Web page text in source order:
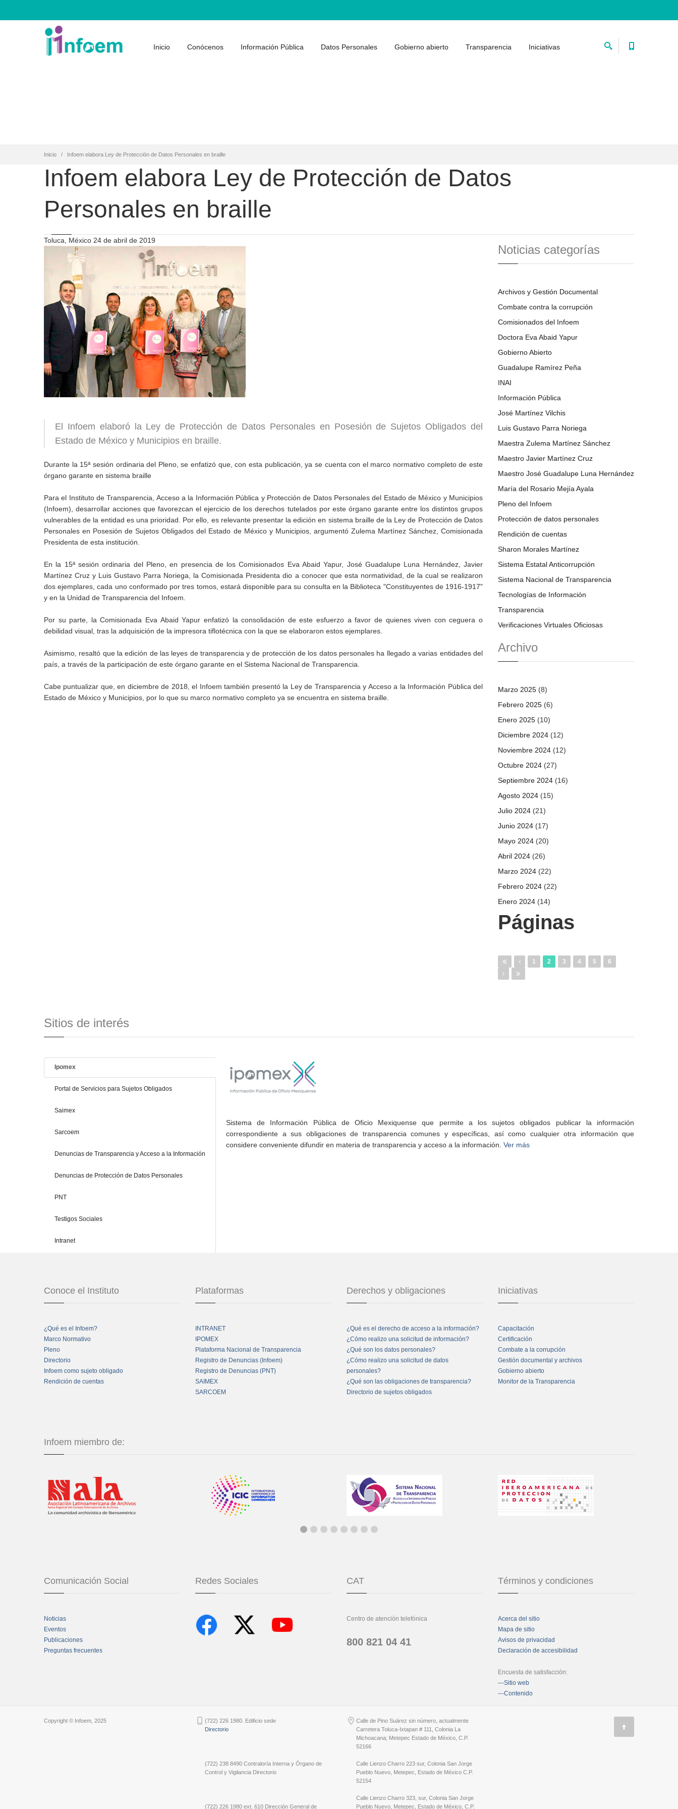
Inicio Conócenos Información Pública Datos Personales Gobierno abierto Transparencia Iniciativas
Inicio Infoem elabora Ley de Protección de Datos Personales en braille
Infoem elabora Ley de Protección de Datos
Personales en braille
Toluca, México 24 de abril de 2019
El Infoem elaboró la Ley de Protección de Datos Personales en Posesión de Sujetos Obligados del
Estado de México y Municipios en braille.
Durante la 15ª sesión ordinaria del Pleno, se enfatizó que, con esta publicación, ya se cuenta con el marco normativo completo de este
órgano garante en sistema braille
Para el Instituto de Transparencia, Acceso a la Información Pública y Protección de Datos Personales del Estado de México y Municipios
(Infoem), desarrollar acciones que favorezcan el ejercicio de los derechos tutelados por este órgano garante entre los distintos grupos
vulnerables de la entidad es una prioridad. Por ello, es relevante presentar la edición en sistema braille de la Ley de Protección de Datos
Personales en Posesión de Sujetos Obligados del Estado de México y Municipios, argumentó Zulema Martínez Sánchez, Comisionada
Presidenta de esta institución.
En la 15ª sesión ordinaria del Pleno, en presencia de los Comisionados Eva Abaid Yapur, José Guadalupe Luna Hernández, Javier
Martínez Cruz y Luis Gustavo Parra Noriega, la Comisionada Presidenta dio a conocer que esta normatividad, de la cual se realizaron
dos ejemplares, cada uno conformado por tres tomos, estará disponible para su consulta en la Biblioteca "Constituyentes de 1916-1917"
y en la Unidad de Transparencia del Infoem.
Por su parte, la Comisionada Eva Abaid Yapur enfatizó la consolidación de este esfuerzo a favor de quienes viven con ceguera o
debilidad visual, tras la adquisición de la impresora tiflotécnica con la que se elaboraron estos ejemplares.
Asimismo, resaltó que la edición de las leyes de transparencia y de protección de los datos personales ha llegado a varias entidades del
país, a través de la participación de este órgano garante en el Sistema Nacional de Transparencia.
Cabe puntualizar que, en diciembre de 2018, el Infoem también presentó la Ley de Transparencia y Acceso a la Información Pública del
Estado de México y Municipios, por lo que su marco normativo completo ya se encuentra en sistema braille.
Noticias categorías
Archivos y Gestión Documental
Combate contra la corrupción
Comisionados del Infoem
Doctora Eva Abaid Yapur
Gobierno Abierto
Guadalupe Ramírez Peña
INAI
Información Pública
José Martínez Vilchis
Luis Gustavo Parra Noriega
Maestra Zulema Martínez Sánchez
Maestro Javier Martínez Cruz
Maestro José Guadalupe Luna Hernández
María del Rosario Mejía Ayala
Pleno del Infoem
Protección de datos personales
Rendición de cuentas
Sharon Morales Martínez
Sistema Estatal Anticorrupción
Sistema Nacional de Transparencia
Tecnologías de Información
Transparencia
Verificaciones Virtuales Oficiosas
Archivo
Marzo 2025 (8)
Febrero 2025 (6)
Enero 2025 (10)
Diciembre 2024 (12)
Noviembre 2024 (12)
Octubre 2024 (27)
Septiembre 2024 (16)
Agosto 2024 (15)
Julio 2024 (21)
Junio 2024 (17)
Mayo 2024 (20)
Abril 2024 (26)
Marzo 2024 (22)
Febrero 2024 (22)
Enero 2024 (14)
Páginas
1 2 3 4 5 6
Sitios de interés
Ipomex
Portal de Servicios para Sujetos Obligados
Saimex
Sarcoem
Denuncias de Transparencia y Acceso a la Información
Denuncias de Protección de Datos Personales
PNT
Testigos Sociales
Intranet
Sistema de Información Pública de Oficio Mexiquense que permite a los sujetos obligados publicar la información
correspondiente a sus obligaciones de transparencia comunes y específicas, así como cualquier otra información que
considere conveniente difundir en materia de transparencia y acceso a la información. Ver más
Conoce el Instituto
¿Qué es el Infoem?
Marco Normativo
Pleno
Directorio
Infoem como sujeto obligado
Rendición de cuentas
Plataformas
INTRANET
IPOMEX
Plataforma Nacional de Transparencia
Registro de Denuncias (Infoem)
Registro de Denuncias (PNT)
SAIMEX
SARCOEM
Derechos y obligaciones
¿Qué es el derecho de acceso a la información?
¿Cómo realizo una solicitud de información?
¿Qué son los datos personales?
¿Cómo realizo una solicitud de datos
personales?
¿Qué son las obligaciones de transparencia?
Directorio de sujetos obligados
Iniciativas
Capacitación
Certificación
Combate a la corrupción
Gestión documental y archivos
Gobierno abierto
Monitor de la Transparencia
Infoem miembro de:
Comunicación Social
Noticias
Eventos
Publicaciones
Preguntas frecuentes
Redes Sociales CAT
Centro de atención telefónica
800 821 04 41
Términos y condiciones
Acerca del sitio
Mapa de sitio
Avisos de privacidad
Declaración de accesibilidad
Encuesta de satisfacción:
---Sitio web
---Contenido
Copyright © Infoem, 2025
(722) 226 1980. Edificio sede
Directorio
(722) 238 8490 Contraloría Interna y Órgano de
Control y Vigilancia Directorio
(722) 226 1980 ext. 610 Dirección General de
Calle de Pino Suárez sin número, actualmente
Carretera Toluca-Ixtapan # 111, Colonia La
Michoacana; Metepec Estado de México, C.P.
52166
Calle Lienzo Charro 223 sur, Colonia San Jorge
Pueblo Nuevo, Metepec, Estado de México C.P.
52154
Calle Lienzo Charro 323, sur, Colonia San Jorge
Pueblo Nuevo, Metepec, Estado de México, C.P.